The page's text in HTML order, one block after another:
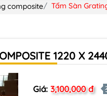
composite Tấm Sàn
1220 X
Giá: 3,100,000 đ